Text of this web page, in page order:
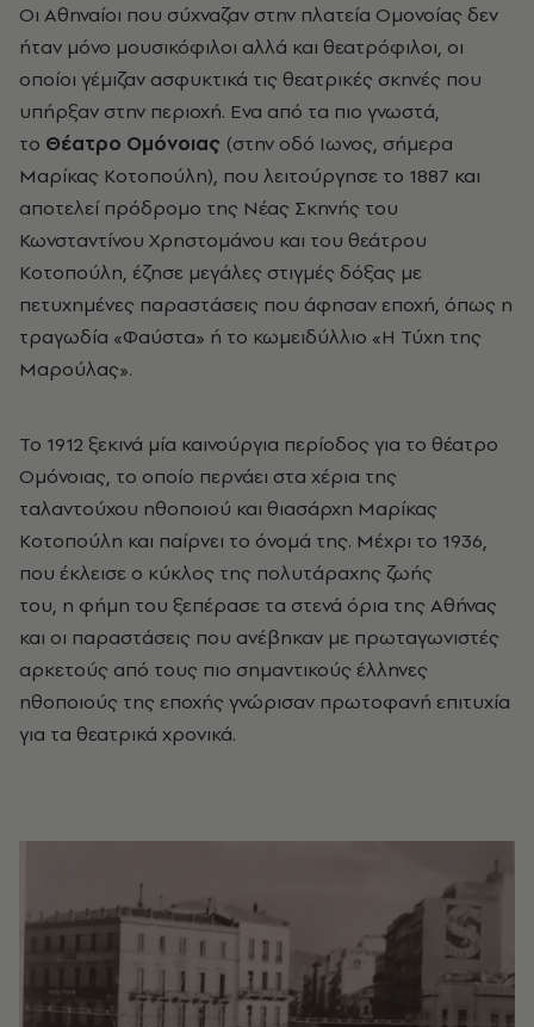
Οι Αθηναίοι που σύχναζαν στην πλατεία Ομονοίας δεν
ήταν μόνο μουσικόφιλοι αλλά και θεατρόφιλοι, οι
οποίοι γέμιζαν ασφυκτικά τις θεατρικές σκηνές που
υπήρξαν στην περιοχή. Ενα από τα πιο γνωστά,
το Θέατρο Ομόνοιας (στην οδό Ιωνος, σήμερα
Μαρίκας Κοτοπούλη), που λειτούργησε το 1887 και
αποτελεί πρόδρομο της Νέας Σκηνής του
Κωνσταντίνου Χρηστομάνου και του θεάτρου
Κοτοπούλη, έζησε μεγάλες στιγμές δόξας με
πετυχημένες παραστάσεις που άφησαν εποχή, όπως η
τραγωδία «Φαύστα» ή το κωμειδύλλιο «Η Τύχη της
Μαρούλας».
Το 1912 ξεκινά μία καινούργια περίοδος για το θέατρο
Ομόνοιας, το οποίο περνάει στα χέρια της
ταλαντούχου ηθοποιού και θιασάρχη Μαρίκας
Κοτοπούλη και παίρνει το όνομά της. Μέχρι το 1936,
που έκλεισε ο κύκλος της πολυτάραχης ζωής
του, η φήμη του ξεπέρασε τα στενά όρια της Αθήνας
και οι παραστάσεις που ανέβηκαν με πρωταγωνιστές
αρκετούς από τους πιο σημαντικούς έλληνες
ηθοποιούς της εποχής γνώρισαν πρωτοφανή επιτυχία
για τα θεατρικά χρονικά.